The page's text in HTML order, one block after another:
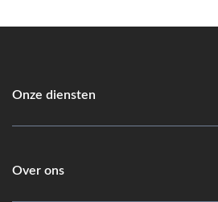
Onze diensten
Over ons